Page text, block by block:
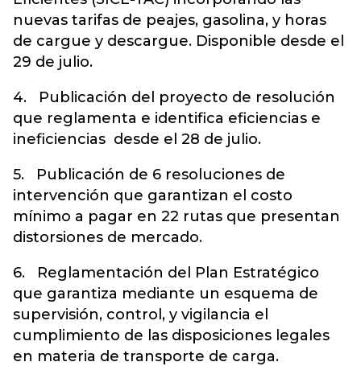
nuevas tarifas de peajes, gasolina, y horas
de cargue y descargue. Disponible desde el
29 de julio.
4. Publicación del proyecto de resolución
que reglamenta e identifica eficiencias e
ineficiencias desde el 28 de julio.
5. Publicación de 6 resoluciones de
intervención que garantizan el costo
mínimo a pagar en 22 rutas que presentan
distorsiones de mercado.
6. Reglamentación del Plan Estratégico
que garantiza mediante un esquema de
supervisión, control, y vigilancia el
cumplimiento de las disposiciones legales
en materia de transporte de carga.